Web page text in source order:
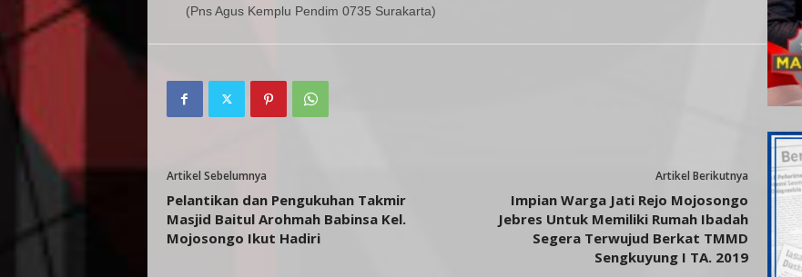
(Pns Agus Kemplu Pendim 0735 Surakarta)
Artikel Sebelumnya
Pelantikan dan Pengukuhan Takmir
Masjid Baitul Arohmah Babinsa Kel.
Mojosongo Ikut Hadiri
Artikel Berikutnya
Impian Warga Jati Rejo Mojosongo
Jebres Untuk Memiliki Rumah Ibadah
Segera Terwujud Berkat TMMD
Sengkuyung I TA. 2019